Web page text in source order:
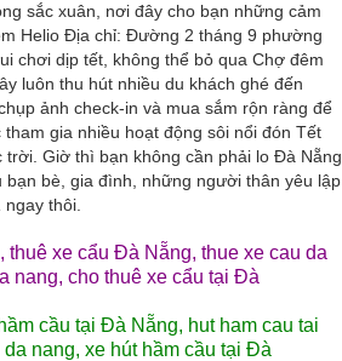
sắc xuân, nơi đây cho bạn những cảm
Helio Địa chỉ: Đường 2 tháng 9 phường
chơi dịp tết, không thể bỏ qua Chợ đêm
luôn thu hút nhiều du khách ghé đến
ảnh check-in và mua sắm rộn ràng để
gia nhiều hoạt động sôi nổi đón Tết
Giờ thì bạn không cần phải lo Đà Nẵng
bè, gia đình, những người thân yêu lập
thôi.
, thuê xe cẩu Đà Nẵng, thue xe cau da
nang, cho thuê xe cẩu tại Đà
cầu tại Đà Nẵng, hut ham cau tai
da nang, xe hút hầm cầu tại Đà